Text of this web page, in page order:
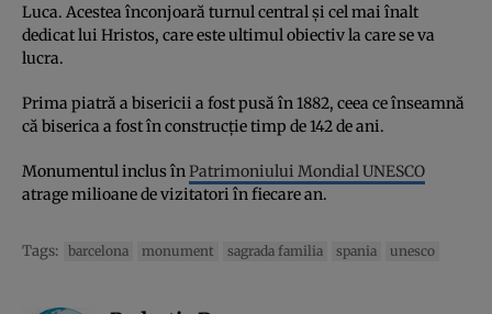
Luca. Acestea înconjoară turnul central și cel mai înalt
dedicat lui Hristos, care este ultimul obiectiv la care se va
lucra.
Prima piatră a bisericii a fost pusă în 1882, ceea ce înseamnă
că biserica a fost în construcție timp de 142 de ani.
Monumentul inclus înPatrimoniului Mondial UNESCO
atrage milioane de vizitatori în fiecare an.
Tags: barcelona monument sagrada familia spania unesco